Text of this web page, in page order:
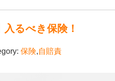
入るべき保険！
保険,自賠責